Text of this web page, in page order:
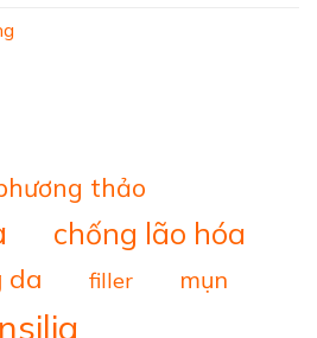
thảo
chống lão hóa
da filler mụn